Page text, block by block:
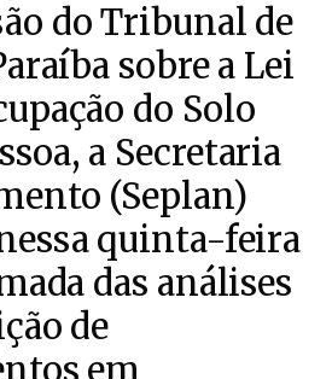
do Tribunal de
sobre a Lei
do Solo
a Secretaria
(Seplan)
quinta-feira
das análises
de